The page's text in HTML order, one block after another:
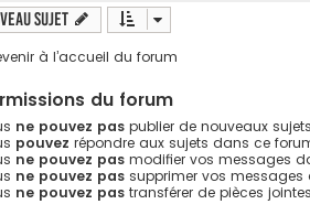
sujet
à l’accueil du forum
du forum
ne pouvez pas publier de nouveaux
pouvez répondre aux sujets dans ce
ne pouvez pas modifier vos messages
ne pouvez pas supprimer vos
ne pouvez pas transférer de pièces